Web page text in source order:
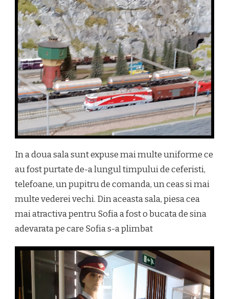
In a doua sala sunt expuse mai multe uniforme ce
au fost purtate de-a lungul timpului de ceferisti,
telefoane, un pupitru de comanda, un ceas si mai
multe vederei vechi. Din aceasta sala, piesa cea
mai atractiva pentru Sofia a fost o bucata de sina
adevarata pe care Sofia s-a plimbat